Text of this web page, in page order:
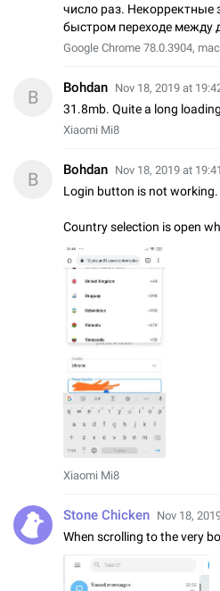
число раз. Некорректные
быстром переходе между
Google Chrome 78.0.3904,
B Bohdan Nov 18, 2019 at
31.8mb. Quite a long
Xiaomi Mi8
B Bohdan Nov 18, 2019 at 19:41
Login button is not working.
Country selection is open
Xiaomi Mi8
Stone Chicken Nov 18,
When scrolling to the very